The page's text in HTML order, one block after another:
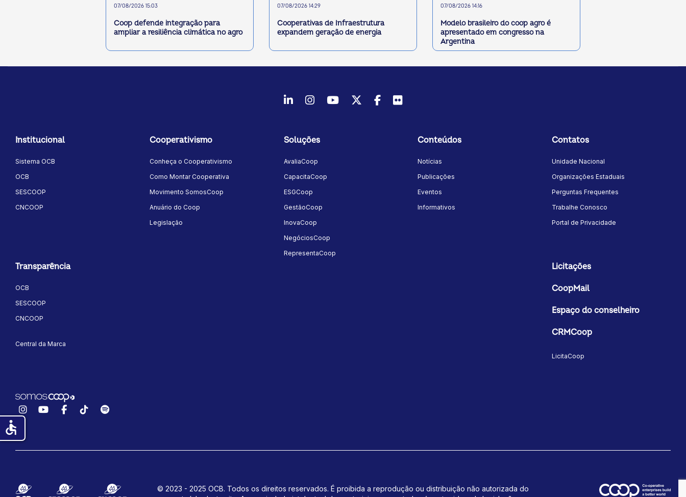
07/08/2026 15:03
Coop defende integração para
ampliar a resiliência climática no agro
07/08/2026 14:29
Cooperativas de Infraestrutura
expandem geração de energia
07/08/2026 14:16
Modelo brasileiro do coop agro é
apresentado em congresso na
Argentina
LinkedInInstagram
YoutubeTwitter/X
Facebook
Flickr
Institucional
Sistema OCB
OCB
SESCOOP
CNCOOP
Cooperativismo
Conheça o Cooperativismo
Como Montar Cooperativa
Movimento SomosCoop
Anuário do Coop
Legislação
Soluções
AvaliaCoop
CapacitaCoop
ESGCoop
GestãoCoop
InovaCoop
NegóciosCoop
RepresentaCoop
Conteúdos
Notícias
Publicações
Eventos
Informativos
Contatos
Unidade Nacional
Organizações Estaduais
Perguntas Frequentes
Trabalhe Conosco
Portal de Privacidade
Transparência
OCB
SESCOOP
CNCOOP
Central da Marca
Licitações
CoopMail
Espaço do conselheiro
CRMCoop
LicitaCoop
InstagramYouTubeFacebook
TikTokSpotify
© 2023 - 2025 OCB. Todos os direitos reservados. É proibida a reprodução ou distribuição não autorizada do
accessible